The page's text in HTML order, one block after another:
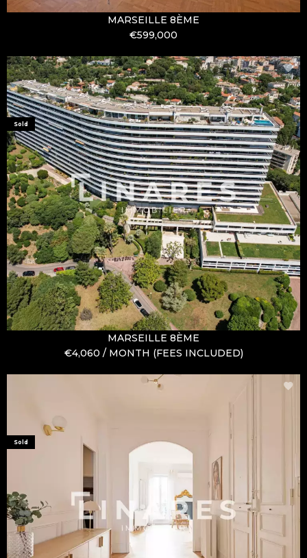
MARSEILLE 8ÈME
€599,000
Sold
MARSEILLE 8ÈME
€4,060 / MONTH (FEES INCLUDED)
Sold